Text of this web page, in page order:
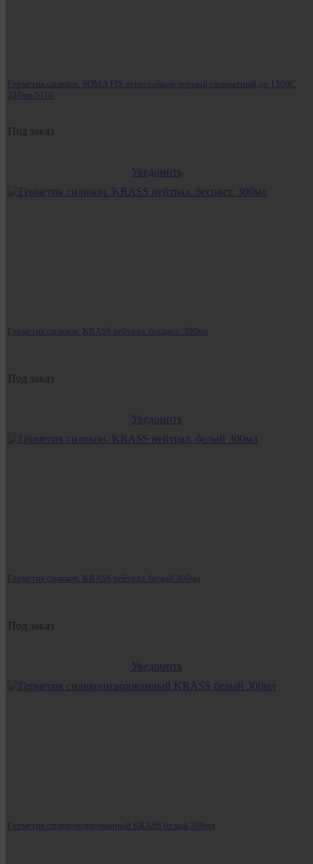
Герметик силикон. SOMA FIX огнестойкий черный силикатный до 1500С
310мл/S160
Под заказ
Уведомить
Герметик силикон. KRASS нейтрал. бесцвет. 300мл
Под заказ
Уведомить
Герметик силикон. KRASS нейтрал. белый 300мл
Под заказ
Уведомить
Герметик силиконизированный KRASS белый 300мл